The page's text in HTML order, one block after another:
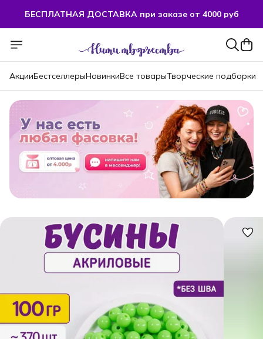
БЕСПЛАТНАЯ ДОСТАВКА при заказе от 4000 руб
АкцииБестселлерыНовинкиВсе товарыТворческие подборки